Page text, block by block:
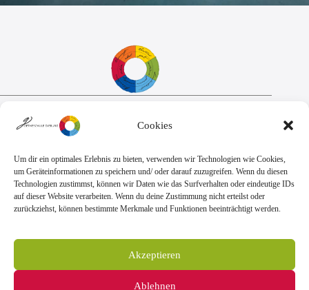
Cookies
Um dir ein optimales Erlebnis zu bieten, verwenden wir Technologien wie Cookies,
um Geräteinformationen zu speichern und/ oder darauf zuzugreifen. Wenn du diesen
Technologien zustimmst, können wir Daten wie das Surfverhalten oder eindeutige IDs
auf dieser Website verarbeiten. Wenn du deine Zustimmung nicht erteilst oder
zurückziehst, können bestimmte Merkmale und Funktionen beeinträchtigt werden.
Akzeptieren
Ablehnen
Sekretariat:
Montag - Donnerstag: 7.45 Uhr bis 14:30 Uhr
E-Mail:
sekretariat@goethe.schule
Telefon
+49 6071 9888 0
Fax
+49 6071 9888 50
Anschrift
Goetheschule Dieburg
Kooperative Gesamtschule des Landkreises